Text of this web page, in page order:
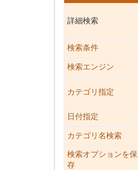
詳細検索
検索条件
検索エンジン
カテゴリ指定
日付指定
カテゴリ名検索
検索オプションを保
存